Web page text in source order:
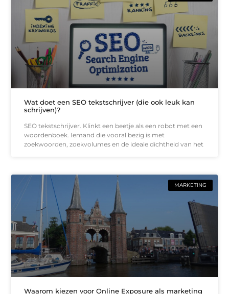
Wat doet een SEO tekstschrijver (die ook leuk kan
schrijven)?
SEO tekstschrijver. Klinkt een beetje als een robot met een
woordenboek. Iemand die vooral bezig is met
zoekwoorden, zoekvolumes en de ideale dichtheid van het
MARKETING
Waarom kiezen voor Online Exposure als marketing